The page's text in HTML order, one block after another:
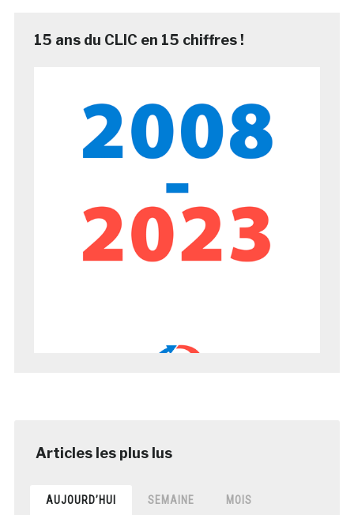
15 ans du CLIC en 15 chiffres !
AUJOURD’HUI SEMAINE MOIS